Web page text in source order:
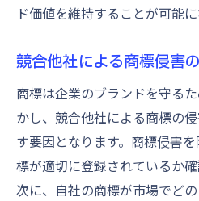
ド価値を維持することが可能に
競合他社による商標侵害
商標は企業のブランドを守る
かし、競合他社による商標の
す要因となります。商標侵害
標が適切に登録されているか確
次に、自社の商標が市場でど